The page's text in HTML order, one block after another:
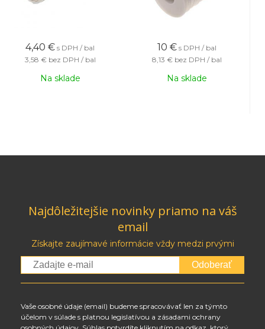
4,40 € s DPH / bal
3,58 € bez DPH / bal
Na sklade
10 € s DPH / bal
8,13 € bez DPH / bal
Na sklade
Najdôležitejšie novinky priamo na váš
email
Získajte zaujímavé informácie vždy medzi prvými
Odoberať
Vaše osobné údaje (email) budeme spracovávať len za týmto
účelom v súlade s platnou legislatívou a zásadami ochrany